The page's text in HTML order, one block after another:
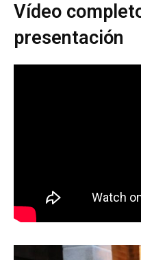
Vídeo
presentación